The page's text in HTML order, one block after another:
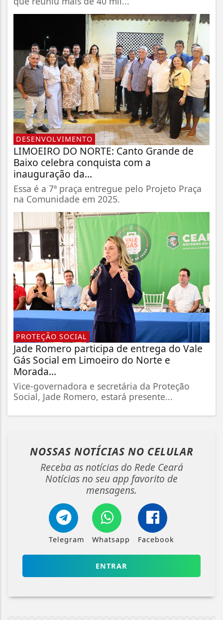
DESENVOLVIMENTO
LIMOEIRO DO NORTE: Canto Grande de
Baixo celebra conquista com a
inauguração da...
Essa é a 7ª praça entregue pelo Projeto Praça
na Comunidade em 2025.
PROTEÇÃO SOCIAL
Jade Romero participa de entrega do Vale
Gás Social em Limoeiro do Norte e
Morada...
Vice-governadora e secretária da Proteção
Social, Jade Romero, estará presente...
NOSSAS NOTÍCIAS NO CELULAR
Receba as notícias do Rede Ceará
Notícias no seu app favorito de
mensagens.
Telegram Whatsapp Facebook
ENTRAR